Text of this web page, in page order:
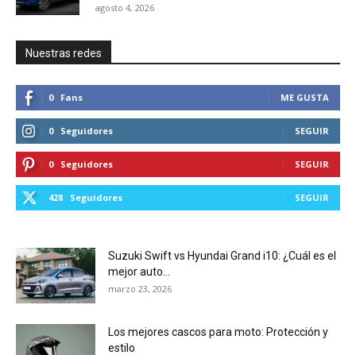
agosto 4, 2026
Nuestras redes
0 Fans ME GUSTA
0 Seguidores SEGUIR
0 Seguidores SEGUIR
428 Seguidores SEGUIR
Suzuki Swift vs Hyundai Grand i10: ¿Cuál es el
mejor auto...
marzo 23, 2026
Los mejores cascos para moto: Protección y
estilo